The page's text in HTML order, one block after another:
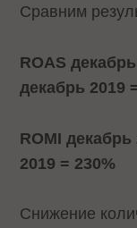
Сравним
ROAS
декабрь 2019
ROMI
2019 = 230%
Снижение